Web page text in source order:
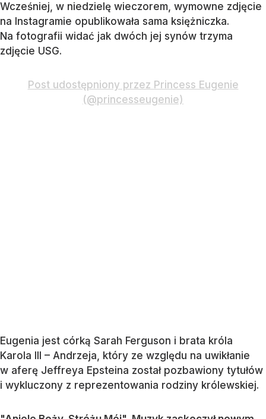
Wcześniej, w niedzielę wieczorem, wymowne zdjęcie
na Instagramie opublikowała sama księżniczka.
Na fotografii widać jak dwóch jej synów trzyma
zdjęcie USG.
Post udostępniony przez Princess Eugenie
(@princesseugenie)
Eugenia jest córką Sarah Ferguson i brata króla
Karola III – Andrzeja, który ze względu na uwikłanie
w aferę Jeffreya Epsteina został pozbawiony tytułów
i wykluczony z reprezentowania rodziny królewskiej.